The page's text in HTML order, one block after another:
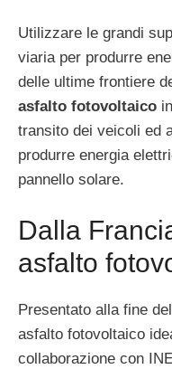
Utilizzare le grandi
viaria per produrre
delle ultime frontiere
asfalto fotovoltaico
transito dei veicoli ed
produrre energia
pannello solare.
Dalla
asfalto
Presentato alla fine
asfalto fotovoltaico
collaborazione con